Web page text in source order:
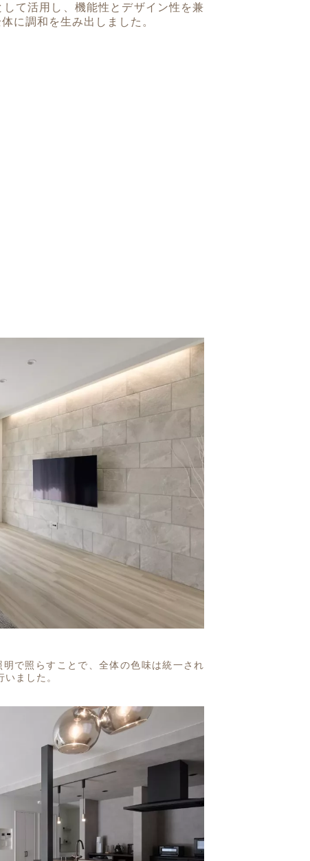
て活用し、機能性とデザイン性を兼
に調和を生み出しました。
で照らすことで、全体の色味は統一され
ました。